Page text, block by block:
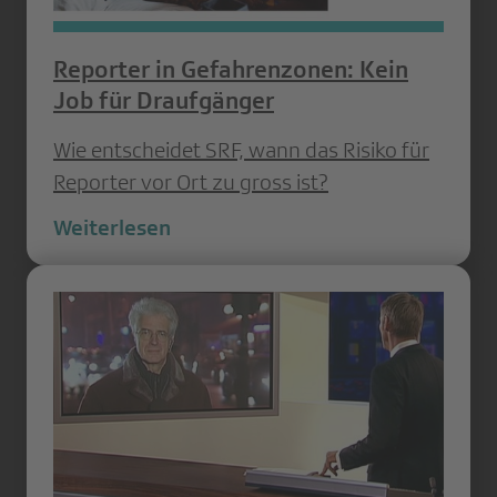
Reporter in Gefahrenzonen: Kein
Job für Draufgänger
Wie entscheidet SRF, wann das Risiko für
Reporter vor Ort zu gross ist?
Weiterlesen